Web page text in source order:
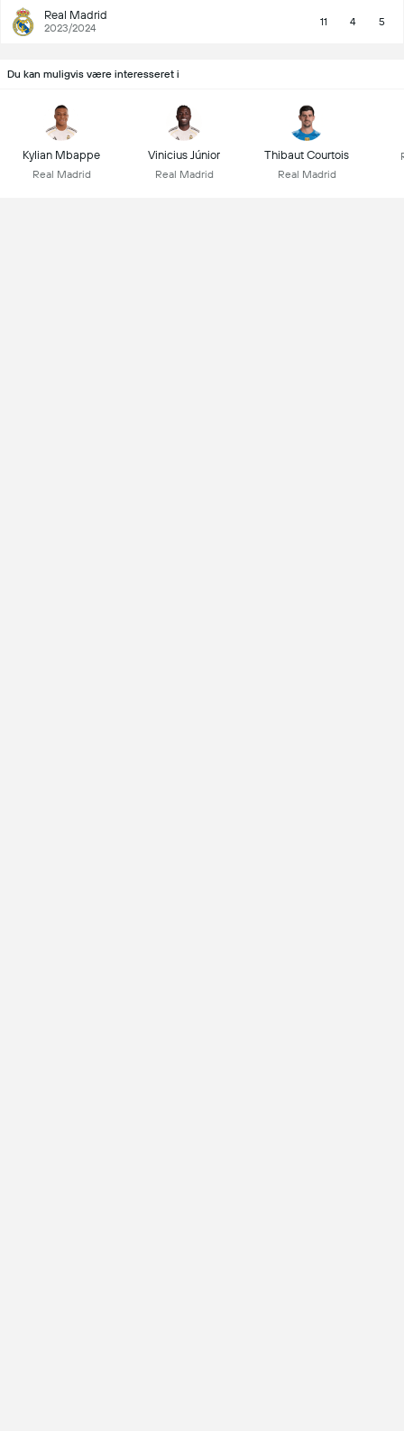
Real Madrid
2023/2024 11 4 5
Du kan muligvis være interesseret i
Kylian Mbappe
Real Madrid
Vinicius Júnior
Real Madrid
Thibaut Courtois
Real Madrid